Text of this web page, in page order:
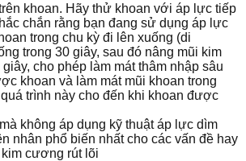
khoan. Hãy thử khoan với áp lực tiếp
chắn rằng bạn đang sử dụng áp lực
trong chu kỳ đi lên xuống (di
trong 30 giây, sau đó nâng mũi kim
cho phép làm mát thâm nhập sâu
khoan và làm mát mũi khoan trong
trình này cho đến khi khoan được
không áp dụng kỹ thuật áp lực dìm
nhân phổ biến nhất cho các vấn đề hay
cương rút lõi